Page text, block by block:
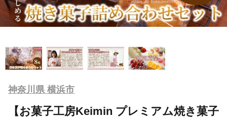
神奈川県 横浜市
【お菓子工房Keimin プレミアム焼き菓子